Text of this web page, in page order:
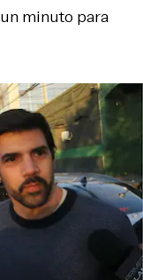
minuto para